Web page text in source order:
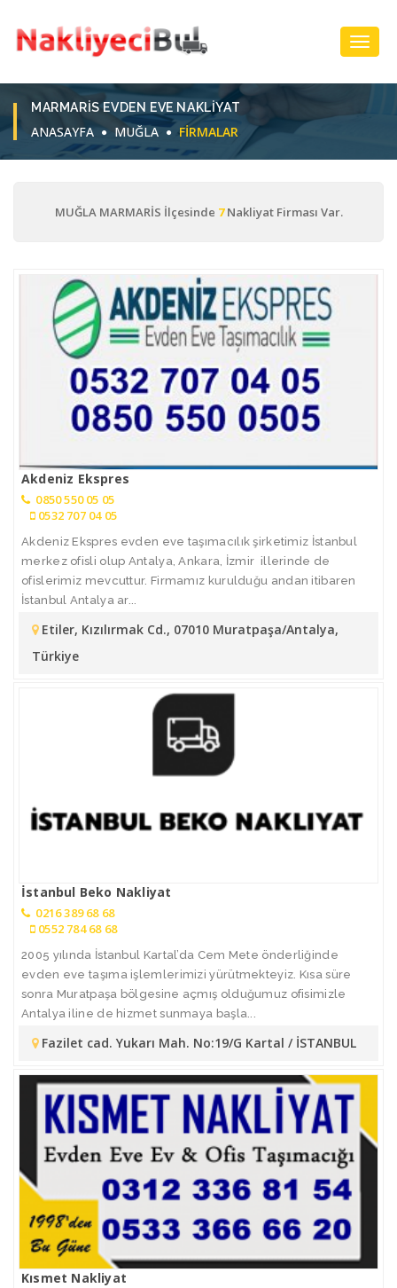
MARMARIS EVDEN EVE NAKLIYAT
ANASAYFA MUĞLA FIRMALAR
MUĞLA MARMARİS İlçesinde 7Nakliyat Firması Var.
Akdeniz Ekspres
0850 550 05 05
0532 707 04 05
Akdeniz Ekspres evden eve taşımacılık şirketimiz İstanbul
merkez ofisli olup Antalya, Ankara, İzmir illerinde de
ofislerimiz mevcuttur. Firmamız kurulduğu andan itibaren
İstanbul Antalya ar...
Etiler, Kızılırmak Cd., 07010 Muratpaşa/Antalya,
Türkiye
İstanbul Beko Nakliyat
0216 389 68 68
0552 784 68 68
2005 yılında İstanbul Kartal’da Cem Mete önderliğinde
evden eve taşıma işlemlerimizi yürütmekteyiz. Kısa süre
sonra Muratpaşa bölgesine açmış olduğumuz ofisimizle
Antalya iline de hizmet sunmaya başla...
Fazilet cad. Yukarı Mah. No:19/G Kartal / İSTANBUL
Kısmet Nakliyat